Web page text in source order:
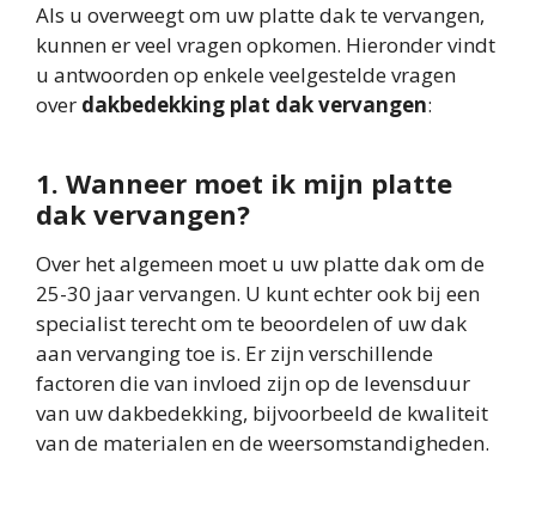
Als u overweegt om uw platte dak te vervangen,
kunnen er veel vragen opkomen. Hieronder vindt
u antwoorden op enkele veelgestelde vragen
over dakbedekking plat dak vervangen:
1. Wanneer moet ik mijn platte
dak vervangen?
Over het algemeen moet u uw platte dak om de
25-30 jaar vervangen. U kunt echter ook bij een
specialist terecht om te beoordelen of uw dak
aan vervanging toe is. Er zijn verschillende
factoren die van invloed zijn op de levensduur
van uw dakbedekking, bijvoorbeeld de kwaliteit
van de materialen en de weersomstandigheden.